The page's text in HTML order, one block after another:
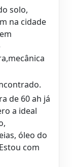
solo,
na cidade
de 60 ah já
a ideal
óleo do
com